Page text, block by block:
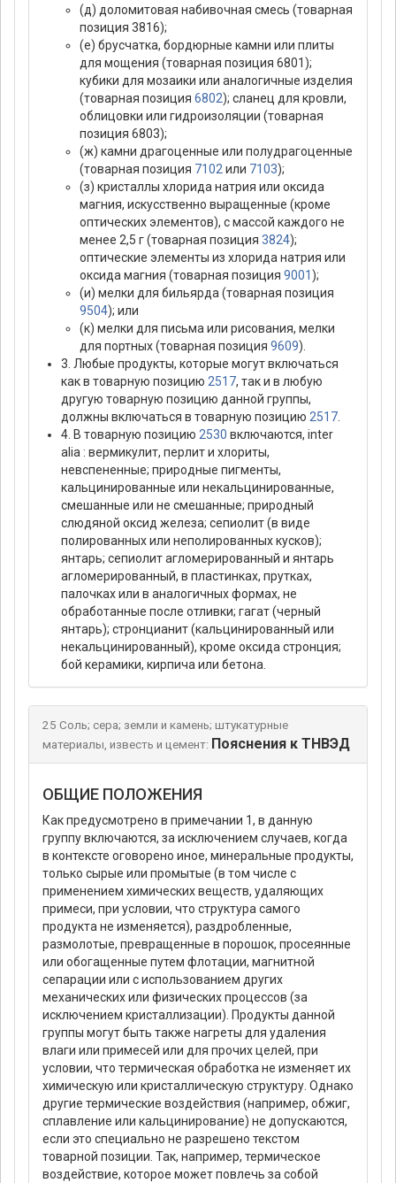
(д) доломитовая набивочная смесь (товарная
позиция 3816);
(е) брусчатка, бордюрные камни или плиты
для мощения (товарная позиция 6801);
кубики для мозаики или аналогичные изделия
(товарная позиция 6802); сланец для кровли,
облицовки или гидроизоляции (товарная
позиция 6803);
(ж) камни драгоценные или полудрагоценные
(товарная позиция 7102 или 7103);
(з) кристаллы хлорида натрия или оксида
магния, искусственно выращенные (кроме
оптических элементов), с массой каждого не
менее 2,5 г (товарная позиция 3824);
оптические элементы из хлорида натрия или
оксида магния (товарная позиция 9001);
(и) мелки для бильярда (товарная позиция
9504); или
(к) мелки для письма или рисования, мелки
для портных (товарная позиция 9609).
3. Любые продукты, которые могут включаться
как в товарную позицию 2517, так и в любую
другую товарную позицию данной группы,
должны включаться в товарную позицию 2517
4. В товарную позицию 2530 включаются, inter
alia : вермикулит, перлит и хлориты,
невспененные; природные пигменты,
кальцинированные или некальцинированные,
смешанные или не смешанные; природный
слюдяной оксид железа; сепиолит (в виде
полированных или неполированных кусков);
янтарь; сепиолит агломерированный и янтарь
агломерированный, в пластинках, прутках,
палочках или в аналогичных формах, не
обработанные после отливки; гагат (черный
янтарь); стронцианит (кальцинированный или
некальцинированный), кроме оксида стронция;
бой керамики, кирпича или бетона.
25 Соль; сера; земли и камень; штукатурные
материалы, известь и цемент: Пояснения к ТНВЭД
ОБЩИЕ ПОЛОЖЕНИЯ
Как предусмотрено в примечании 1, в данную
группу включаются, за исключением случаев, когда
в контексте оговорено иное, минеральные продукты,
только сырые или промытые (в том числе с
применением химических веществ, удаляющих
примеси, при условии, что структура самого
продукта не изменяется), раздробленные,
размолотые, превращенные в порошок, просеянные
или обогащенные путем флотации, магнитной
сепарации или с использованием других
механических или физических процессов (за
исключением кристаллизации). Продукты данной
группы могут быть также нагреты для удаления
влаги или примесей или для прочих целей, при
условии, что термическая обработка не изменяет их
химическую или кристаллическую структуру. Однако
другие термические воздействия (например, обжиг,
сплавление или кальцинирование) не допускаются,
если это специально не разрешено текстом
товарной позиции. Так, например, термическое
воздействие, которое может повлечь за собой